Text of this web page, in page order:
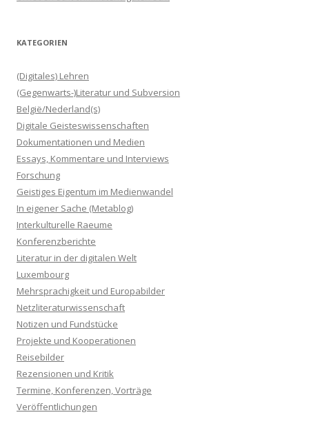
KATEGORIEN
(Digitales) Lehren
(Gegenwarts-)Literatur und Subversion
België/Nederland(s)
Digitale Geisteswissenschaften
Dokumentationen und Medien
Essays, Kommentare und Interviews
Forschung
Geistiges Eigentum im Medienwandel
In eigener Sache (Metablog)
Interkulturelle Raeume
Konferenzberichte
Literatur in der digitalen Welt
Luxembourg
Mehrsprachigkeit und Europabilder
Netzliteraturwissenschaft
Notizen und Fundstücke
Projekte und Kooperationen
Reisebilder
Rezensionen und Kritik
Termine, Konferenzen, Vorträge
Veröffentlichungen